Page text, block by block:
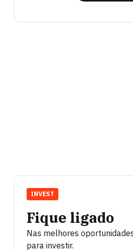
Fique ligado
Nas melhores
para investir.
INVEST